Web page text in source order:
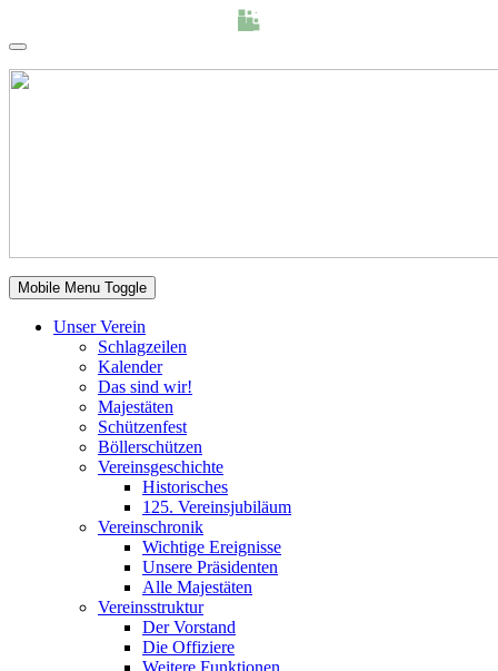
Mobile Menu Toggle
Unser Verein
Schlagzeilen
Kalender
Das sind wir!
Majestäten
Schützenfest
Böllerschützen
Vereinsgeschichte
Historisches
125. Vereinsjubiläum
Vereinschronik
Wichtige Ereignisse
Unsere Präsidenten
Alle Majestäten
Vereinsstruktur
Der Vorstand
Die Offiziere
Weitere Funktionen